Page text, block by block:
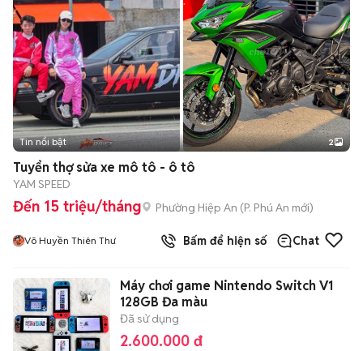
Tin nổi bật 2
Tuyển thợ sửa xe mô tô - ô tô
YAM SPEED
Đến 15 triệu/tháng Phường Hiệp An (P. Phú An mới)
Võ Huyền Thiên Thư Bấm để hiện số Chat
Máy chơi game Nintendo Switch V1
128GB Đa màu
Đã sử dụng
2.600.000 đ